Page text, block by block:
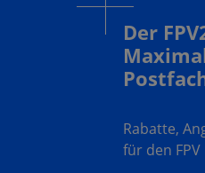
Der
Rabatte,
für den